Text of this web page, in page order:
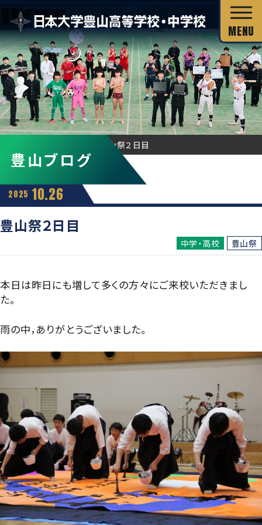
校長あいさつ
教育目標
スクール・ミッション
沿革・校歌
日本大学について
独自の教育システム
グローバル教育
教科の特長
カリキュラム・シラバス
年間行事
豊山生の一日
生徒座談会
学校案内パンフレット
学則
教科の特長
特進コース
スポーツコース
年間行事
制服紹介
部活動
生徒座談会
学校案内パンフレット
進路指導
合格者インタビュー
進路新聞Compass
活躍するOB
豊山ブログ
豊山祭２日目
2025 10.26
豊山祭２日目
中学・高校 豊山祭
本日は昨日にも増して多くの方々にご来校いただきまし
た。
雨の中，ありがとうございました。